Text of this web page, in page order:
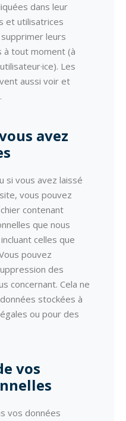
dans leur
et utilisatrices
leurs
à tout moment (à
Les
aussi voir et
avez
si vous avez laissé
vous pouvez
contenant
que nous
celles que
pouvez
des
concernant. Cela ne
stockées à
ou pour des
vos
vos données